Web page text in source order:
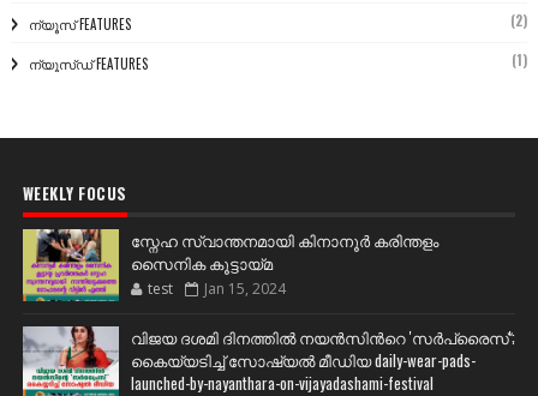
ന്യൂസ് FEATURES (2)
ന്യൂസ്ഡ് FEATURES (1)
WEEKLY FOCUS
സ്നേഹ സ്വാന്തനമായി കിനാനൂർ കരിന്തളം
സൈനിക കൂട്ടായ്മ
test Jan 15, 2024
വിജയ ദശമി ദിനത്തില്‍ നയന്‍സിന്‍റെ 'സര്‍പ്രൈസ്';
കൈയ്യടിച്ച് സോഷ്യല്‍ മീഡിയ daily-wear-pads-
launched-by-nayanthara-on-vijayadashami-festival